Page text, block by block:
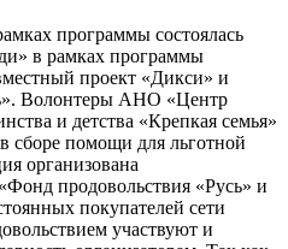
программы состоялась
в рамках программы
проект «Дикси» и
Волонтеры АНО «Центр
и детства «Крепкая семья»
сборе помощи для льготной
организована
продовольствия «Русь» и
покупателей сети
участвуют и